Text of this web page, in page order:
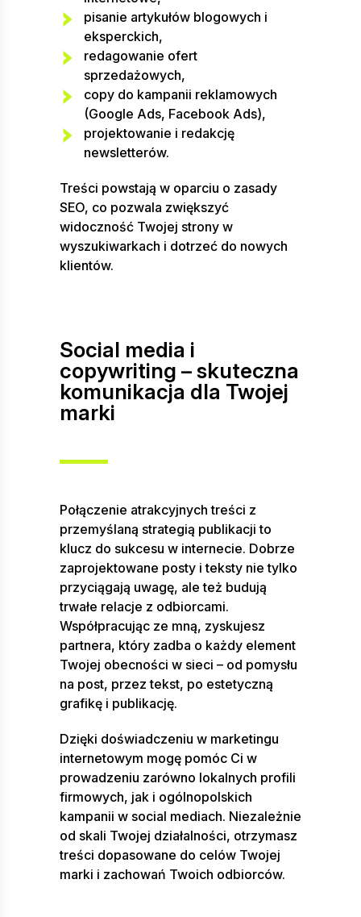
pisanie artykułów blogowych i
eksperckich,
redagowanie ofert
sprzedażowych,
copy do kampanii reklamowych
(Google Ads, Facebook Ads),
projektowanie i redakcję
newsletterów.
Treści powstają w oparciu o zasady
SEO, co pozwala zwiększyć
widoczność Twojej strony w
wyszukiwarkach i dotrzeć do nowych
klientów.
Social media i
copywriting – skuteczna
komunikacja dla Twojej
marki
Połączenie atrakcyjnych treści z
przemyślaną strategią publikacji to
klucz do sukcesu w internecie. Dobrze
zaprojektowane posty i teksty nie tylko
przyciągają uwagę, ale też budują
trwałe relacje z odbiorcami.
Współpracując ze mną, zyskujesz
partnera, który zadba o każdy element
Twojej obecności w sieci – od pomysłu
na post, przez tekst, po estetyczną
grafikę i publikację.
Dzięki doświadczeniu w marketingu
internetowym mogę pomóc Ci w
prowadzeniu zarówno lokalnych profili
firmowych, jak i ogólnopolskich
kampanii w social mediach. Niezależnie
od skali Twojej działalności, otrzymasz
treści dopasowane do celów Twojej
marki i zachowań Twoich odbiorców.